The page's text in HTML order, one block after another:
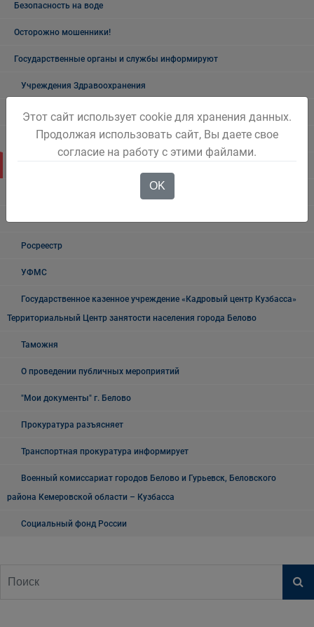
Безопасность на воде
Осторожно мошенники!
Государственные органы и службы информируют
Учреждения Здравоохранения
Налоговая инспекция информирует
Прокуратура информирует
Росреестр
УФМС
Государственное казенное учреждение «Кадровый центр Кузбасса»
Территориальный Центр занятости населения города Белово
Таможня
О проведении публичных мероприятий
"Мои документы" г. Белово
Прокуратура разъясняет
Транспортная прокуратура информирует
Военный комиссариат городов Белово и Гурьевск, Беловского
района Кемеровской области – Кузбасса
Социальный фонд России
Этот сайт использует cookie для хранения данных.
Продолжая использовать сайт, Вы даете свое
согласие на работу с этими файлами.
OK